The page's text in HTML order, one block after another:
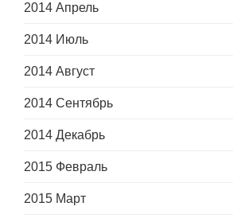
2014 Апрель
2014 Июль
2014 Август
2014 Сентябрь
2014 Декабрь
2015 Февраль
2015 Март